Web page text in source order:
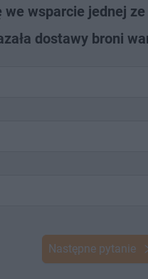
we wsparcie jednej
dostawy broni
Następne pytanie